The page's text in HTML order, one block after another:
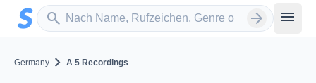
Zum Hauptinhalt springen
search
Sender suchen arrow_forward menu
Germany chevron_right A 5 Recordings